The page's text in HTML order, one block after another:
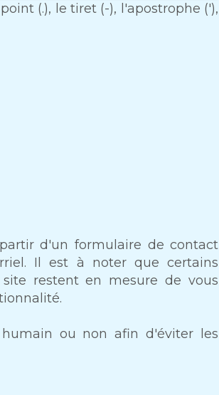
(.), le tiret (-), l'apostrophe ('),
d'un formulaire de contact
Il est à noter que certains
restent en mesure de vous
ou non afin d'éviter les